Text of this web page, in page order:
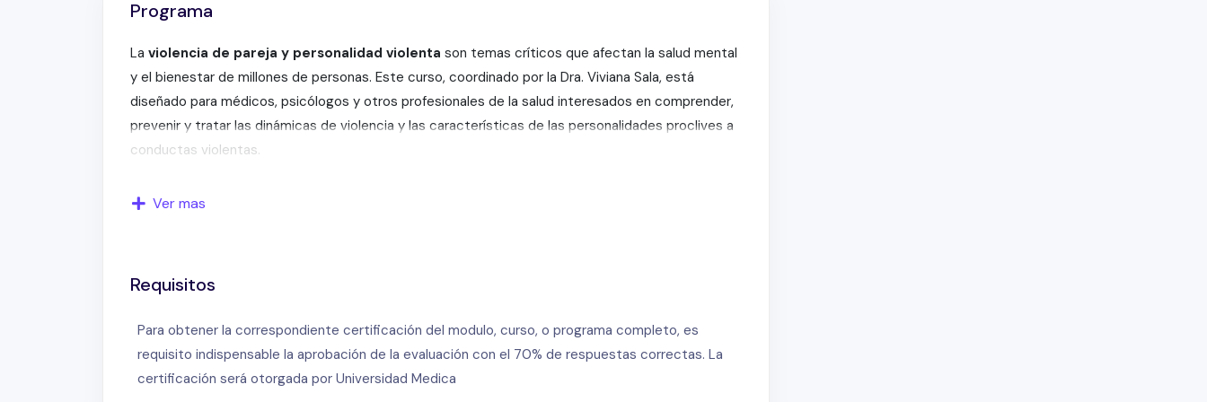
Programa
La violencia de pareja y personalidad violenta son temas críticos que afectan la salud mental
y el bienestar de millones de personas. Este curso, coordinado por la Dra. Viviana Sala, está
diseñado para médicos, psicólogos y otros profesionales de la salud interesados en comprender,
prevenir y tratar las dinámicas de violencia y las características de las personalidades proclives a
conductas violentas.
Explorarás aspectos clave como el ciclo de la violencia conyugal, las dificultades para la denuncia,
efectivas en el manejo de estos casos.
¿Qué aprenderás en este curso?
Ciclo de la violencia conyugal:Identificación y análisis de las dinámicas presentes en
Ver mas
Requisitos
Para obtener la correspondiente certificación del modulo, curso, o programa completo, es
requisito indispensable la aprobación de la evaluación con el 70% de respuestas correctas. La
certificación será otorgada por Universidad Medica